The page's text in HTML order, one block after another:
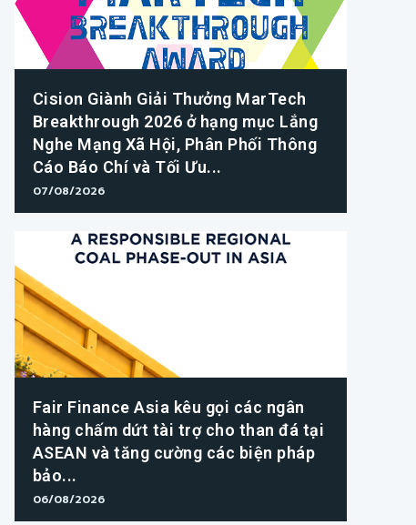
Cision Giành Giải Thưởng MarTech
Breakthrough 2026 ở hạng mục Lắng
Nghe Mạng Xã Hội, Phân Phối Thông
Cáo Báo Chí và Tối Ưu...
07/08/2026
Fair Finance Asia kêu gọi các ngân
hàng chấm dứt tài trợ cho than đá tại
ASEAN và tăng cường các biện pháp
bảo...
06/08/2026